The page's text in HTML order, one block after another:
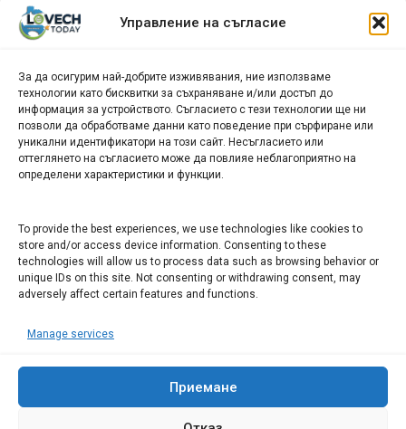
Управление на съгласие
За да осигурим най-добрите изживявания, ние използваме
технологии като бисквитки за съхраняване и/или достъп до
информация за устройството. Съгласието с тези технологии ще ни
позволи да обработваме данни като поведение при сърфиране или
уникални идентификатори на този сайт. Несъгласието или
оттеглянето на съгласието може да повлияе неблагоприятно на
определени характеристики и функции.
To provide the best experiences, we use technologies like cookies to
store and/or access device information. Consenting to these
technologies will allow us to process data such as browsing behavior or
unique IDs on this site. Not consenting or withdrawing consent, may
adversely affect certain features and functions.
Manage services
Приемане
Архив
новини
БИЗНЕС
Арт галерия "Мостове" – магазин за изкуство
СЕВЕРОЗАПАДА ИНФОРМАЦИОНЕН БИЗНЕС
ТУРИСТИЧЕСКИ КЛЪСТЕР
ИНСТИТУЦИИ В ЛОВЕЧ
Административен съд Ловеч
Областна администрация Ловеч
ОДМВР Ловеч
Окръжен съд Ловеч